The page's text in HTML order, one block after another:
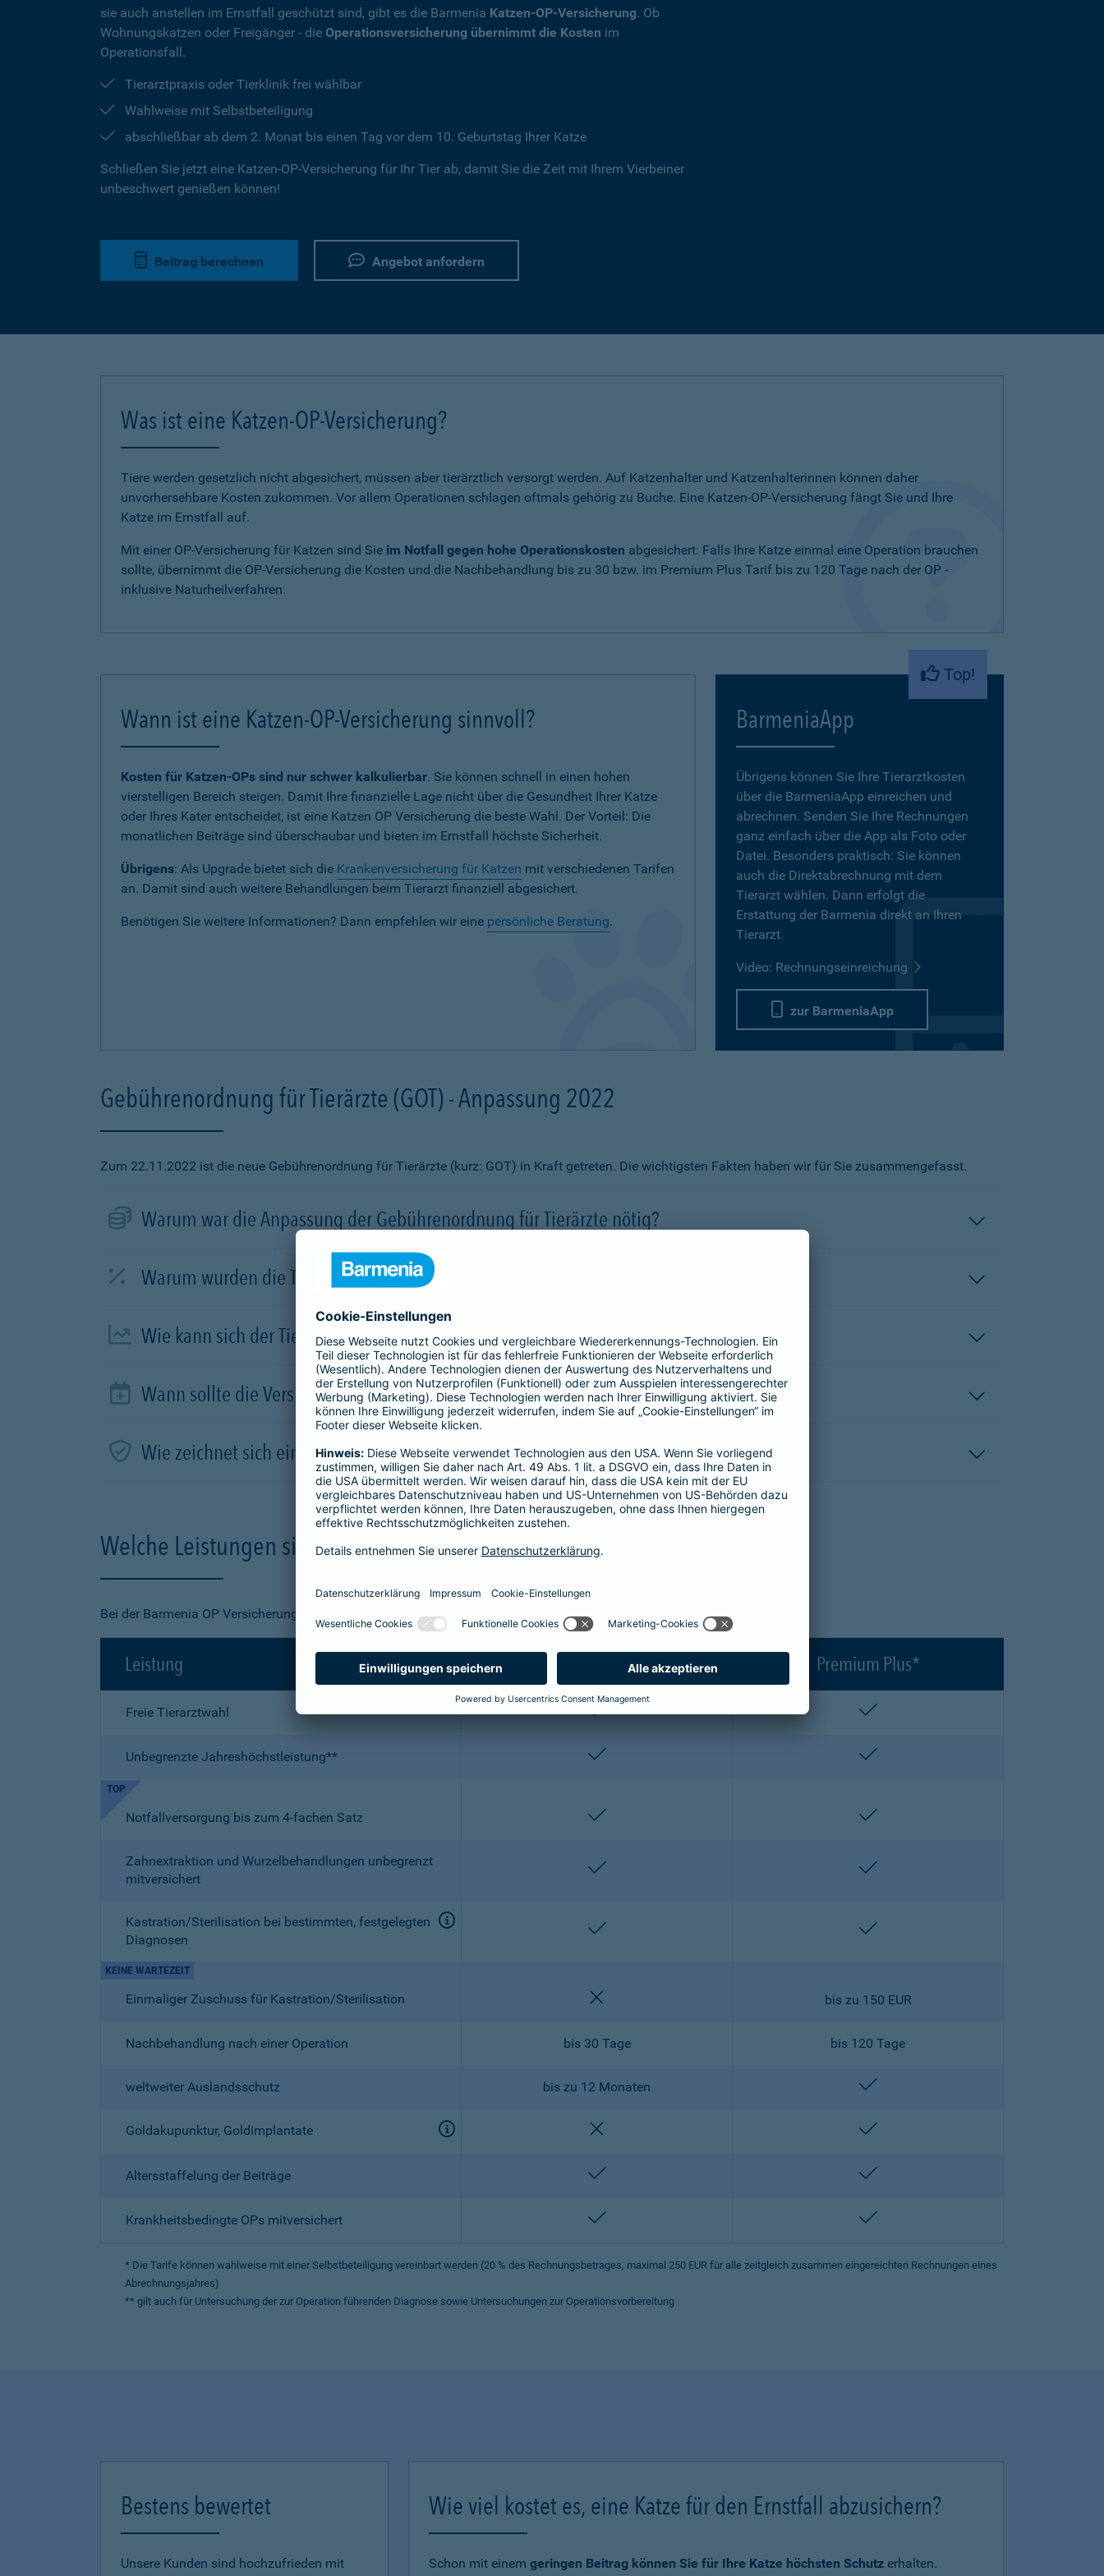
sie auch anstellen im Ernstfall geschützt sind, gibt es die Barmenia Katzen-OP-Versicherung. Ob
Wohnungskatzen oder Freigänger - die Operationsversicherung übernimmt die Kosten im
Operationsfall.
Tierarztpraxis oder Tierklinik frei wählbar
Wahlweise mit Selbstbeteiligung
abschließbar ab dem 2. Monat bis einen Tag vor dem 10. Geburtstag Ihrer Katze
Schließen Sie jetzt eine Katzen-OP-Versicherung für Ihr Tier ab, damit Sie die Zeit mit Ihrem Vierbeiner
unbeschwert genießen können!
Beitrag berechnen Angebot anfordern
Was ist eine Katzen-OP-Versicherung?
Tiere werden gesetzlich nicht abgesichert, müssen aber tierärztlich versorgt werden. Auf Katzenhalter und Katzenhalterinnen können daher
unvorhersehbare Kosten zukommen. Vor allem Operationen schlagen oftmals gehörig zu Buche. Eine Katzen-OP-Versicherung fängt Sie und Ihre
Katze im Ernstfall auf.
Mit einer OP-Versicherung für Katzen sind Sie im Notfall gegen hohe Operationskosten abgesichert: Falls Ihre Katze einmal eine Operation brauchen
sollte, übernimmt die OP-Versicherung die Kosten und die Nachbehandlung bis zu 30 bzw. im Premium Plus Tarif bis zu 120 Tage nach der OP -
inklusive Naturheilverfahren.
Wann ist eine Katzen-OP-Versicherung sinnvoll?
Kosten für Katzen-OPs sind nur schwer kalkulierbar. Sie können schnell in einen hohen
vierstelligen Bereich steigen. Damit Ihre finanzielle Lage nicht über die Gesundheit Ihrer Katze
oder Ihres Kater entscheidet, ist eine Katzen OP Versicherung die beste Wahl. Der Vorteil: Die
monatlichen Beiträge sind überschaubar und bieten im Ernstfall höchste Sicherheit.
Übrigens: Als Upgrade bietet sich die Krankenversicherung für Katzen mit verschiedenen Tarifen
an. Damit sind auch weitere Behandlungen beim Tierarzt finanziell abgesichert.
Benötigen Sie weitere Informationen? Dann empfehlen wir eine persönliche Beratung.
Top!
BarmeniaApp
Übrigens können Sie Ihre Tierarztkosten
über die BarmeniaApp einreichen und
abrechnen. Senden Sie Ihre Rechnungen
ganz einfach über die App als Foto oder
Datei. Besonders praktisch: Sie können
auch die Direktabrechnung mit dem
Tierarzt wählen. Dann erfolgt die
Erstattung der Barmenia direkt an Ihren
Tierarzt.
Video: Rechnungseinreichung
zur BarmeniaApp
Gebührenordnung für Tierärzte (GOT) - Anpassung 2022
Zum 22.11.2022 ist die neue Gebührenordnung für Tierärzte (kurz: GOT) in Kraft getreten. Die wichtigsten Fakten haben wir für Sie zusammengefasst.
Warum war die Anpassung der Gebührenordnung für Tierärzte nötig?
Warum wurden die Tierarztvergütungen erheblich angepasst?
Wie kann sich der Tierhalter vor steigenden Kosten schützen?
Wann sollte die Versicherung abgeschlossen werden?
Wie zeichnet sich ein guter Tarif aus?
Welche Leistungen sind in der OP-Versicherung für die Katze enthalten?
Bei der Barmenia OP Versicherung für Ihre Katze profitieren Sie von folgenden Leistungen:
Leistung Premium* Premium Plus*
Freie Tierarztwahl enthalten enthalten
Unbegrenzte Jahreshöchstleistung** enthalten enthalten
Notfallversorgung bis zum 4-fachen Satz
TOP
enthalten enthalten
Zahnextraktion und Wurzelbehandlungen unbegrenzt
mitversichert
enthalten enthalten
Kastration/Sterilisation bei bestimmten, festgelegten
Diagnosen
enthalten enthalten
Einmaliger Zuschuss für Kastration/Sterilisation
KEINE WARTEZEIT
bis zu 150 EUR
Nachbehandlung nach einer Operation bis 30 Tage bis 120 Tage
weltweiter Auslandsschutz bis zu 12 Monaten enthalten
Goldakupunktur, Goldimplantate enthalten
Altersstaffelung der Beiträge enthalten enthalten
Krankheitsbedingte OPs mitversichert enthalten enthalten
* Die Tarife können wahlweise mit einer Selbstbeteiligung vereinbart werden (20 % des Rechnungsbetrages, maximal 250 EUR für alle zeitgleich zusammen eingereichten Rechnungen eines
Abrechnungsjahres)
** gilt auch für Untersuchung der zur Operation führenden Diagnose sowie Untersuchungen zur Operationsvorbereitung
Bestens bewertet
Unsere Kunden sind hochzufrieden mit
Wie viel kostet es, eine Katze für den Ernstfall abzusichern?
Schon mit einem geringen Beitrag können Sie für Ihre Katze höchsten Schutzerhalten.